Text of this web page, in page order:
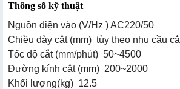
Thông số kỹ thuật
Nguồn điện vào (V/Hz ) AC220/50
Chiều dày cắt (mm) tùy theo nhu cầu
Tốc độ cắt (mm/phút) 50~4500
Đường kính cắt (mm) 200~2000
Khối lượng(kg) 12.5